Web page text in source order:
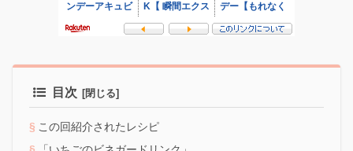
目次
この回紹介されたレシピ